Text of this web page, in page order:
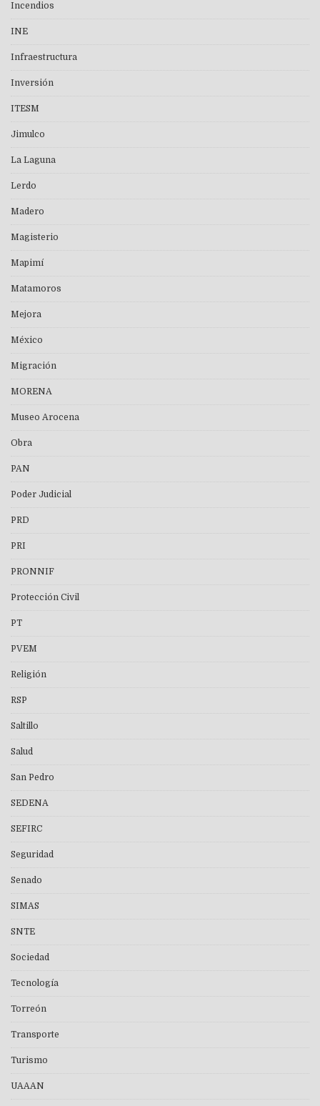
Incendios
INE
Infraestructura
Inversión
ITESM
Jimulco
La Laguna
Lerdo
Madero
Magisterio
Mapimí
Matamoros
Mejora
México
Migración
MORENA
Museo Arocena
Obra
PAN
Poder Judicial
PRD
PRI
PRONNIF
Protección Civil
PT
PVEM
Religión
RSP
Saltillo
Salud
San Pedro
SEDENA
SEFIRC
Seguridad
Senado
SIMAS
SNTE
Sociedad
Tecnología
Torreón
Transporte
Turismo
UAAAN